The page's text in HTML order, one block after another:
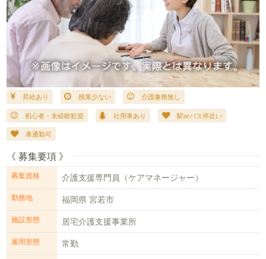
昇給あり 残業少ない 介護兼務無し
初心者・未経験歓迎 社用車あり 駅orバス停近い
車通勤可
《 募集要項 》
募集資格 介護支援専門員（ケアマネージャー）
勤務地 福岡県 宮若市
施設形態 居宅介護支援事業所
雇用形態 常勤